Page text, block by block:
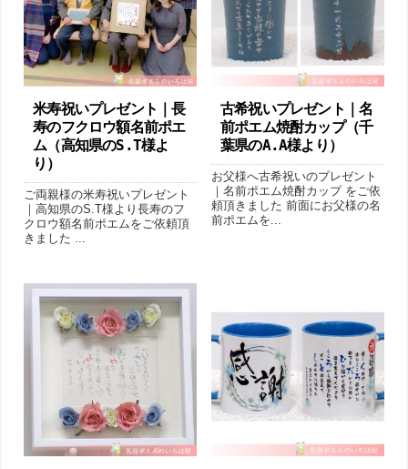
米寿祝いプレゼント｜長
寿のフクロウ額名前ポエ
ム（高知県のS.T様よ
り ）
ご両親様の米寿祝いプレゼント
｜高知県のS.T様より長寿のフ
クロウ額名前ポエムをご依頼頂
きました ...
古希祝いプレゼント｜名
前ポエム焼酎カップ（千
葉県のA.A様より ）
お父様へ古希祝いのプレゼント
｜名前ポエム焼酎カップ をご依
頼頂きました 前面にお父様の名
前ポエムを...